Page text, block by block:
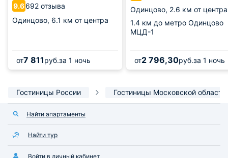
9.6692 отзыва
Одинцово, 6.1 км от центра
от7 811руб.за 1 ночь
Одинцово, 2.6 км от центра
1.4 км до метро Одинцово
МЦД-1
от2 796,30руб.за 1 ночь
Гостиницы России Гостиницы Московской области
Найти апартаменты
Найти тур
Войти в личный кабинет